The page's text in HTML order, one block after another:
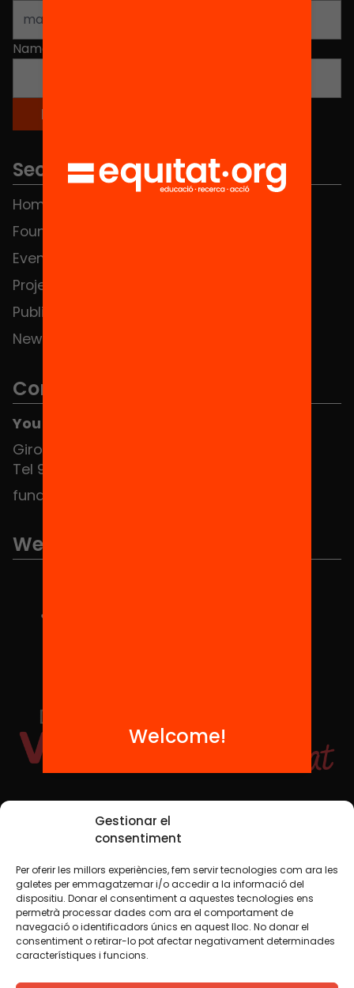
Gestionar el
consentiment
Per oferir les millors experiències, fem servir tecnologies com ara les
galetes per emmagatzemar i/o accedir a la informació del
dispositiu. Donar el consentiment a aquestes tecnologies ens
permetrà processar dades com ara el comportament de
navegació o identificadors únics en aquest lloc. No donar el
consentiment o retirar-lo pot afectar negativament determinades
característiques i funcions.
Name
Sections
Home
Foundation
Events
Projects
Publications and videos
News
Contact
You can find us at the Social HUB
Girona 34, interior 08010 Barcelona
Tel 934 588 700
fundacio@equitat.org
We are part of...
Social Media
TW YTB IG FB IN
Legal NoticeCookie Policy
Welcome!